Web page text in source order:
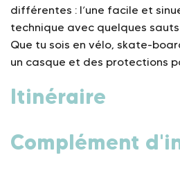
différentes : l’une facile et
technique avec quelques
Que tu sois en vélo, skate-
un casque et des protections
Itinéraire
Complément